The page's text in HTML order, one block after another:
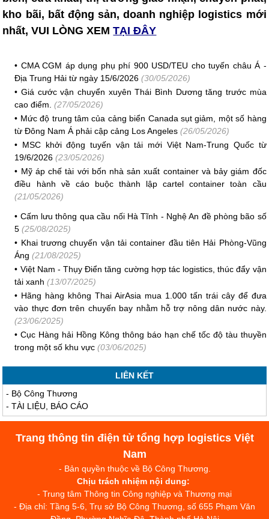
kho bãi, bất động sản, doanh nghiệp logistics mới
nhất, VUI LÒNG XEM TẠI ĐÂY
• CMA CGM áp dụng phụ phí 900 USD/TEU cho tuyến châu Á -
Địa Trung Hải từ ngày 15/6/2026 (30/05/2026)
•Giá cước vận chuyển xuyên Thái Bình Dương tăng trước mùa
cao điểm. (27/05/2026)
• Mức độ trung tâm của cảng biển Canada sụt giảm, một số hàng
từ Đông Nam Á phải cập cảng Los Angeles(26/05/2026)
• MSC khởi động tuyến vận tải mới Việt Nam-Trung Quốc từ
19/6/2026 (23/05/2026)
• Mỹ áp chế tài với bốn nhà sản xuất container và bảy giám đốc
điều hành về cáo buộc thành lập cartel container toàn cầu
(21/05/2026)
• Cấm lưu thông qua cầu nối Hà Tĩnh - Nghệ An đề phòng bão số
5 (25/08/2025)
• Khai trương chuyến vận tải container đầu tiên Hải Phòng-Vũng
Áng (21/08/2025)
• Việt Nam - Thụy Điển tăng cường hợp tác logistics, thúc đẩy vận
tải xanh (13/07/2025)
• Hãng hàng không Thai AirAsia mua 1.000 tấn trái cây để đưa
vào thực đơn trên chuyến bay nhằm hỗ trợ nông dân nước này.
(23/06/2025)
•Cục Hàng hải Hồng Kông thông báo hạn chế tốc độ tàu thuyền
trong một số khu vực (03/06/2025)
LIÊN KẾT
- Bộ Công Thương
-TÀI LIỆU, BÁO CÁO
Trang thông tin điện tử tổng hợp logistics Việt
Nam
- Bản quyền thuộc về Bộ Công Thương.
Chịu trách nhiệm nội dung:
- Trung tâm Thông tin Công nghiệp và Thương mại
- Địa chỉ: Tầng 5-6, Trụ sở Bộ Công Thương, số 655 Phạm Văn